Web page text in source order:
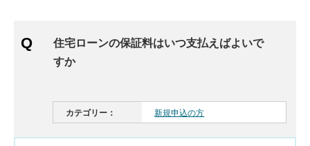
住宅ローンの保証料はいつ支払えばよいで
すか
カテゴリー： 新規申込の方